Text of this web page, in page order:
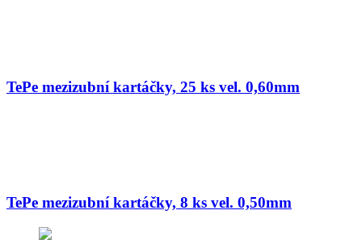
TePe mezizubní kartáčky, 25 ks vel. 0,60mm
TePe mezizubní kartáčky, 8 ks vel. 0,50mm